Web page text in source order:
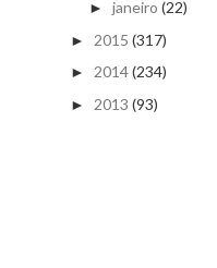
► janeiro (22)
► 2015 (317)
► 2014(234)
► 2013 (93)